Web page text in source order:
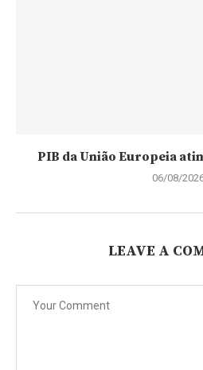
PIB da União Europeia
06/08/
LEAVE A